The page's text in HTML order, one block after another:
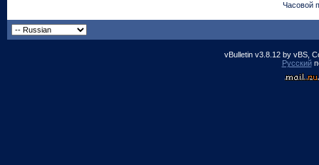
Часовой
vBulletin v3.8.12 by vBS,
Русский